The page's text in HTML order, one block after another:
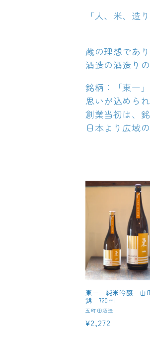
「人、米、造
蔵の理想であ
酒造の酒造りの
銘柄：「東一
思いが込められ
創業当初は、
日本より広域
東一 純米吟醸 山
錦 720ml
販
売
五町田酒造
通
¥2,272